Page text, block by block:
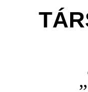
„